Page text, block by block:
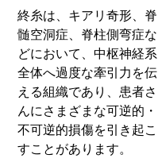
終糸は、キアリ奇形、脊
髄空洞症、脊柱側弯症な
どにおいて、中枢神経系
全体へ過度な牽引力を伝
える組織であり、患者さ
んにさまざまな可逆的・
不可逆的損傷を引き起こ
すことがあります。